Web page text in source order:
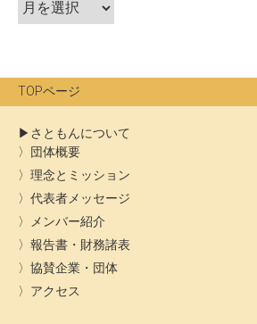
ョ
ー
ブ
TOPページ
さともんについて
団体概要
理念とミッション
代表者メッセージ
メンバー紹介
報告書・財務諸表
協賛企業・団体
アクセス